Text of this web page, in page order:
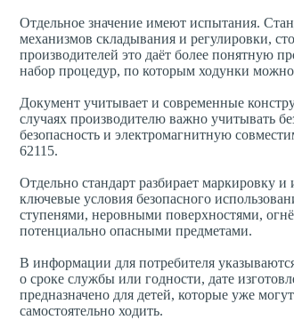
Отдельное значение имеют испытания.
механизмов складывания и регулировки,
производителей это даёт более понятную
набор процедур, по которым ходунки
Документ учитывает и современные
случаях производителю важно учитывать
безопасность и электромагнитную
62115.
Отдельно стандарт разбирает
ключевые условия безопасного
ступенями, неровными поверхностями,
потенциально опасными предметами.
В информации для потребителя
о сроке службы или годности, дате
предназначено для детей, которые уже
самостоятельно ходить.